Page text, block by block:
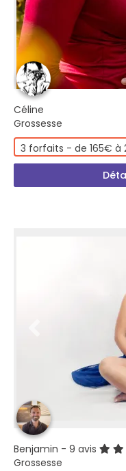
Céline
Grossesse
3 forfaits - de 165€ à
Benjamin - 9 avis
Grossesse